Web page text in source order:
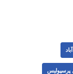
پرسپولیس